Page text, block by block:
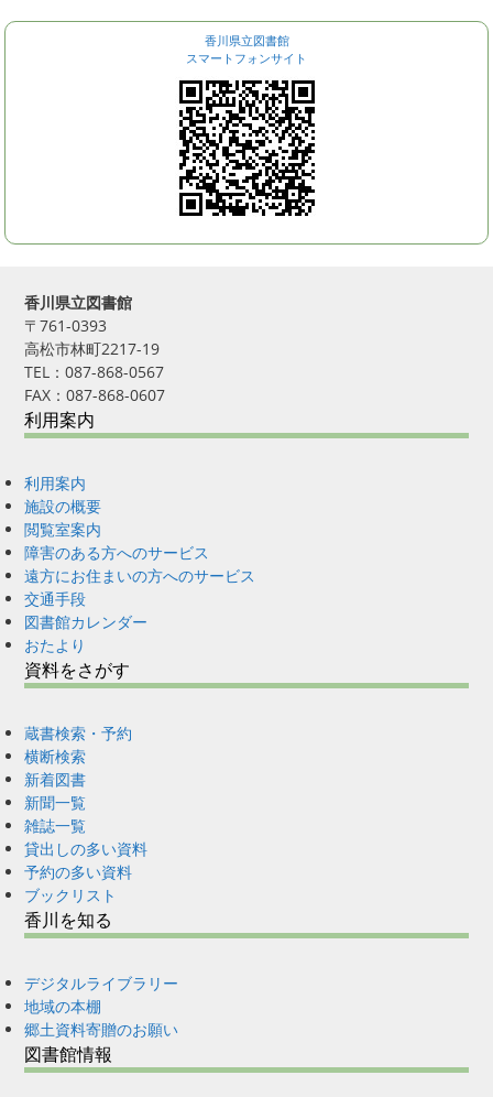
香川県立図書館
スマートフォンサイト
香川県立図書館
〒761-0393
高松市林町2217-19
TEL：087-868-0567
FAX：087-868-0607
利用案内
利用案内
施設の概要
閲覧室案内
障害のある方へのサービス
遠方にお住まいの方へのサービス
交通手段
図書館カレンダー
おたより
資料をさがす
蔵書検索・予約
横断検索
新着図書
新聞一覧
雑誌一覧
貸出しの多い資料
予約の多い資料
ブックリスト
香川を知る
デジタルライブラリー
地域の本棚
郷土資料寄贈のお願い
図書館情報